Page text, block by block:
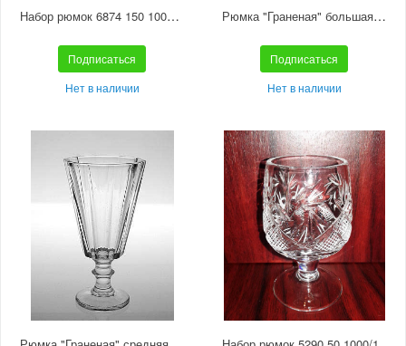
Набор рюмок 6874 150 1000/1 отводка золотом
Подписаться
Нет в наличии
Рюмка "Граненая" большая С568
Подписаться
Нет в наличии